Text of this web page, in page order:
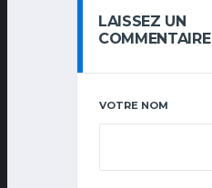
LAISSEZ UN
COMMENTAIRE
VOTRE NOM